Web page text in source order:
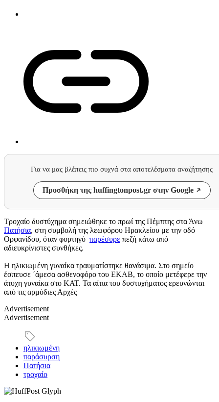
Για να μας βλέπεις πιο συχνά στα αποτελέσματα αναζήτησης
Προσθήκη της huffingtonpost.gr στην Google
Τροχαίο δυστύχημα σημειώθηκε το πρωί της Πέμπτης στα Άνω
Πατήσια, στη συμβολή της λεωφόρου Ηρακλείου με την οδό
Ορφανίδου, όταν φορτηγό παρέσυρε πεζή κάτω από
αδιευκρίνιστες συνθήκες.
Η ηλικιωμένη γυναίκα τραυματίστηκε θανάσιμα. Στο σημείο
έσπευσε ΄άμεσα ασθενοφόρο του ΕΚΑΒ, το οποίο μετέφερε την
άτυχη γυναίκα στο ΚΑΤ. Τα αίτια του δυστυχήματος ερευνώνται
από τις αρμόδιες Αρχές
Advertisement
Advertisement
ηλικιωμένη
παράσυρση
Πατήσια
τροχαίο